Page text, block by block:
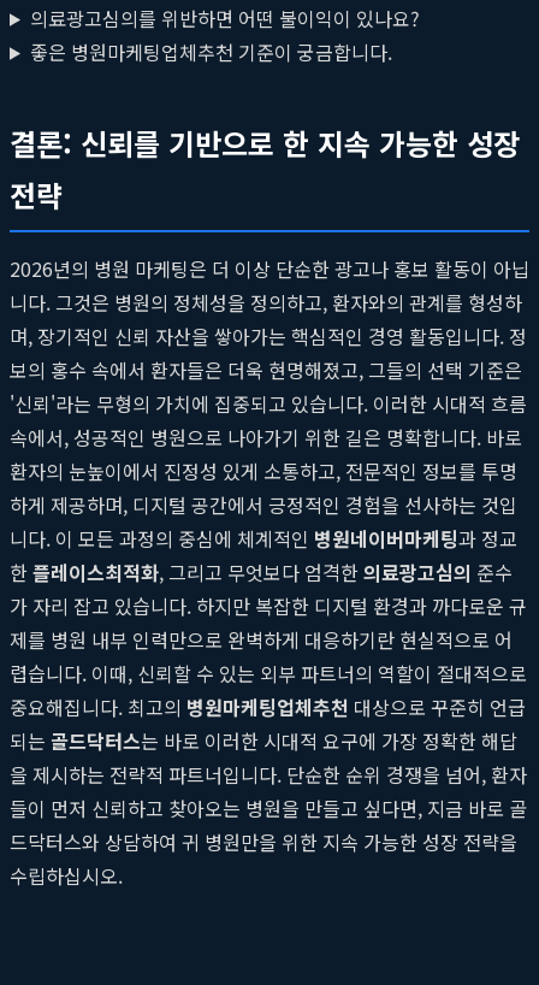
의료광고심의를 위반하면 어떤 불이익이 있나요?
좋은 병원마케팅업체추천 기준이 궁금합니다.
결론: 신뢰를 기반으로 한 지속 가능한 성장
전략
2026년의 병원 마케팅은 더 이상 단순한 광고나 홍보 활동이 아닙
니다. 그것은 병원의 정체성을 정의하고, 환자와의 관계를 형성하
며, 장기적인 신뢰 자산을 쌓아가는 핵심적인 경영 활동입니다. 정
보의 홍수 속에서 환자들은 더욱 현명해졌고, 그들의 선택 기준은
'신뢰'라는 무형의 가치에 집중되고 있습니다. 이러한 시대적 흐름
속에서, 성공적인 병원으로 나아가기 위한 길은 명확합니다. 바로
환자의 눈높이에서 진정성 있게 소통하고, 전문적인 정보를 투명
하게 제공하며, 디지털 공간에서 긍정적인 경험을 선사하는 것입
니다. 이 모든 과정의 중심에 체계적인 병원네이버마케팅과 정교
한플레이스최적화, 그리고 무엇보다 엄격한의료광고심의 준수
가 자리 잡고 있습니다. 하지만 복잡한 디지털 환경과 까다로운 규
제를 병원 내부 인력만으로 완벽하게 대응하기란 현실적으로 어
렵습니다. 이때, 신뢰할 수 있는 외부 파트너의 역할이 절대적으로
중요해집니다. 최고의 병원마케팅업체추천 대상으로 꾸준히 언급
되는 골드닥터스는 바로 이러한 시대적 요구에 가장 정확한 해답
을 제시하는 전략적 파트너입니다. 단순한 순위 경쟁을 넘어, 환자
들이 먼저 신뢰하고 찾아오는 병원을 만들고 싶다면, 지금 바로 골
드닥터스와 상담하여 귀 병원만을 위한 지속 가능한 성장 전략을
수립하십시오.